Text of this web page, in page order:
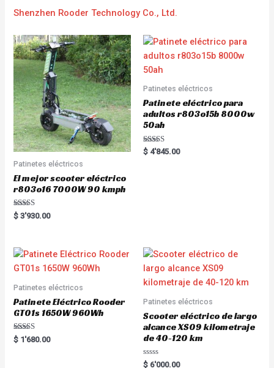
Shenzhen Rooder Technology Co., Ltd.
Patinetes eléctricos
El mejor scooter eléctrico
r803o16 7000W 90 kmph
Rated
5.00
$ 3'930.00
Patinetes eléctricos
Patinete eléctrico para
adultos r803o15b 8000w
50ah
Rated
5.00
$ 4'845.00
Patinetes eléctricos
Patinete Eléctrico Rooder
GT01s 1650W 960Wh
Rated
5.00
$ 1'680.00
Patinetes eléctricos
Scooter eléctrico de largo
alcance XS09 kilometraje
de 40-120 km
R
$ 6'000.00